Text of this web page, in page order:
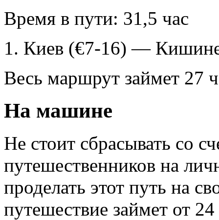
Время в пути: 31,5 час
Киев (€7-16) —
Весь маршрут займет 27
На машине
Не стоит сбрасывать со
путешественников на
проделать этот путь на
путешествие займет от 24